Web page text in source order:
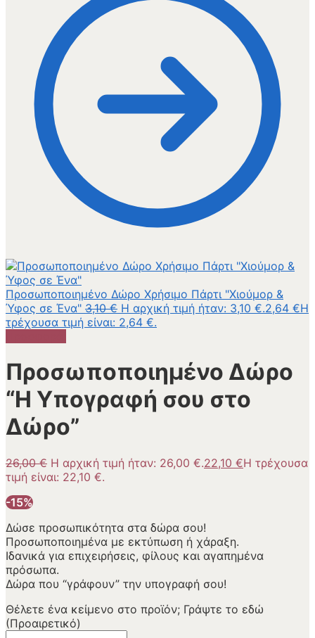
Προσωποποιημένο Δώρο Χρήσιμο Πάρτι "Χιούμορ &
Ύφος σε Ένα" 3,10€ Η αρχική τιμή ήταν: 3,10 €.2,64 €Η
τρέχουσα τιμή είναι: 2,64 €.
Προσωποποιημένο Δώρο
“Η Υπογραφή σου στο
Δώρο”
26,00€ Η αρχική τιμή ήταν: 26,00 €.22,10 €Η τρέχουσα
τιμή είναι: 22,10 €.
-15%
Δώσε προσωπικότητα στα δώρα σου!
Προσωποποιημένα με εκτύπωση ή χάραξη.
Ιδανικά για επιχειρήσεις, φίλους και αγαπημένα
πρόσωπα.
Δώρα που “γράφουν” την υπογραφή σου!
Θέλετε ένα κείμενο στο προϊόν; Γράψτε το εδώ
(Προαιρετικό)